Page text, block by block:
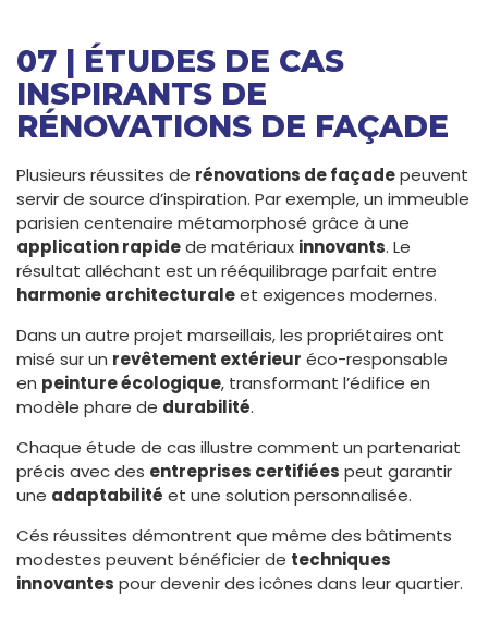
07 | ÉTUDES DE CAS
INSPIRANTS DE
RÉNOVATIONS DE FAÇADE
Plusieurs réussites de rénovations de façadepeuvent
servir de source d’inspiration. Par exemple, un immeuble
parisien centenaire métamorphosé grâce à une
application rapidede matériaux innovants. Le
résultat alléchant est un rééquilibrage parfait entre
harmonie architecturaleet exigences modernes.
Dans un autre projet marseillais, les propriétaires ont
misé sur un revêtement extérieur éco-responsable
en peinture écologique, transformant l’édifice en
modèle phare de durabilité.
Chaque étude de cas illustre comment un partenariat
précis avec des entreprises certifiées peut garantir
une adaptabilité et une solution personnalisée.
Cés réussites démontrent que même des bâtiments
modestes peuvent bénéficier de techniques
innovantes pour devenir des icônes dans leur quartier.